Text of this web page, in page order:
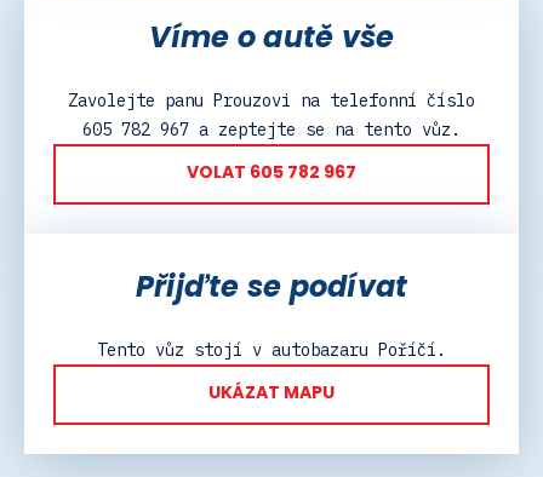
Víme o autě vše
Zavolejte panu Prouzovi na telefonní číslo
605 782 967 a zeptejte se na tento vůz.
VOLAT 605 782 967
Přijďte se podívat
Tento vůz stojí v autobazaru Poříčí.
UKÁZAT MAPU